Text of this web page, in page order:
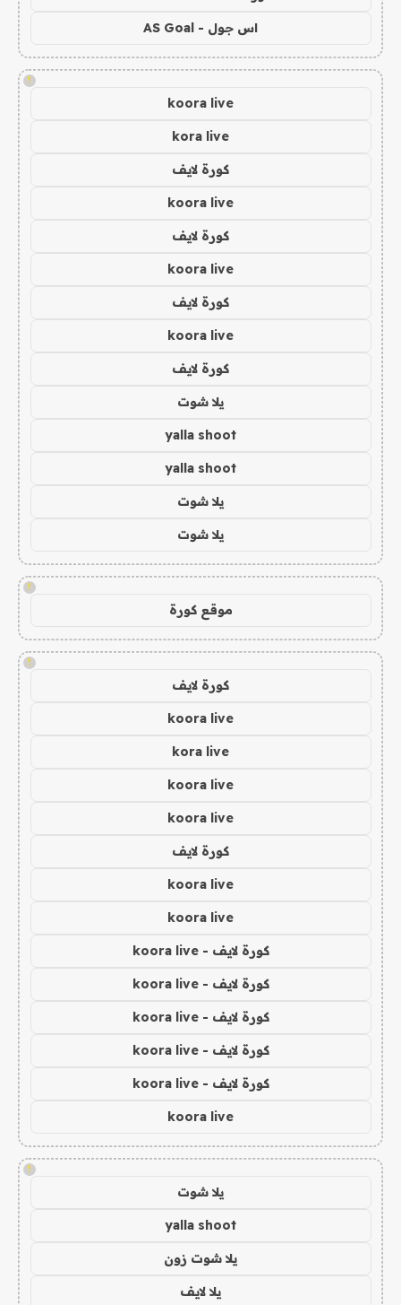
اس جول - AS Goal
!
koora live
kora live
كورة لايف
koora live
كورة لايف
koora live
كورة لايف
koora live
كورة لايف
يلا شوت
yalla shoot
yalla shoot
يلا شوت
يلا شوت
!
موقع كورة
!
كورة لايف
koora live
kora live
koora live
koora live
كورة لايف
koora live
koora live
كورة لايف - koora live
كورة لايف - koora live
كورة لايف - koora live
كورة لايف - koora live
كورة لايف - koora live
koora live
!
يلا شوت
yalla shoot
يلا شوت زون
يلا لايف